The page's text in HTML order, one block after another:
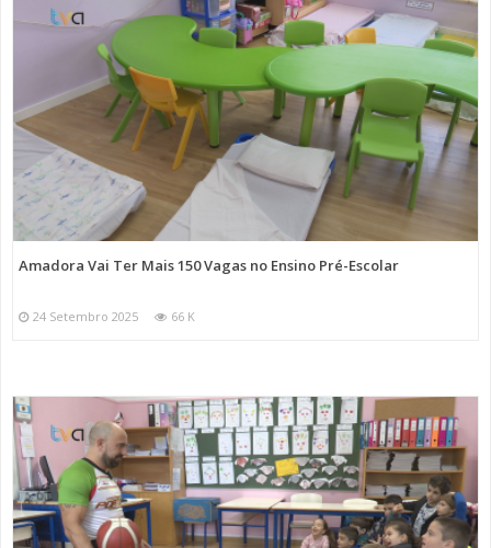
Amadora Vai Ter Mais 150 Vagas no Ensino Pré-Escolar
24 Setembro 2025 66 K